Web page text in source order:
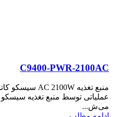
C9400-PWR-2100AC
می‌ش...